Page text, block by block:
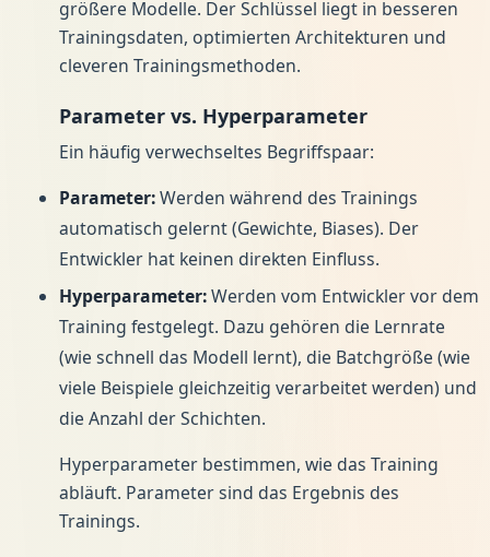
größere Modelle. Der Schlüssel liegt in besseren
Trainingsdaten, optimierten Architekturen und
cleveren Trainingsmethoden.
Parameter vs. Hyperparameter
Ein häufig verwechseltes Begriffspaar:
Parameter:Werden während des Trainings
automatisch gelernt (Gewichte, Biases). Der
Entwickler hat keinen direkten Einfluss.
Hyperparameter:Werden vom Entwickler vor dem
Training festgelegt. Dazu gehören die Lernrate
(wie schnell das Modell lernt), die Batchgröße (wie
viele Beispiele gleichzeitig verarbeitet werden) und
die Anzahl der Schichten.
Hyperparameter bestimmen, wie das Training
abläuft. Parameter sind das Ergebnis des
Trainings.